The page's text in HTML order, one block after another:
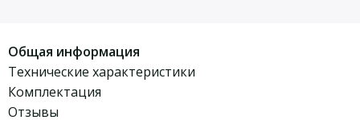
Общая информация
Технические характеристики
Комплектация
Отзывы